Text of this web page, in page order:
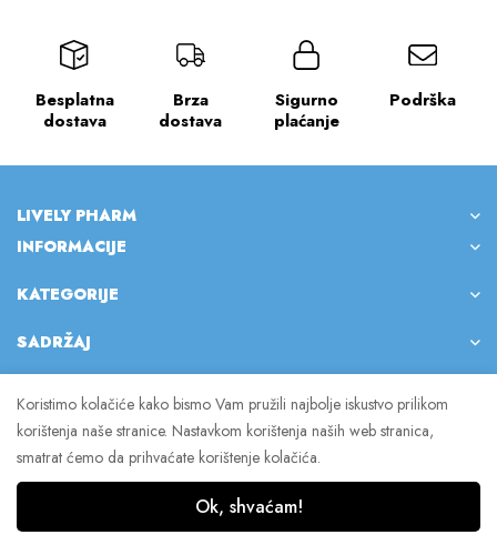
Besplatna
dostava
Brza
dostava
Sigurno
plaćanje
Podrška
LIVELY PHARM
INFORMACIJE
KATEGORIJE
SADRŽAJ
© 2023 Lively Pharm. Sva prava pridržana.
Koristimo kolačiće kako bismo Vam pružili najbolje iskustvo prilikom
korištenja naše stranice. Nastavkom korištenja naših web stranica,
smatrat ćemo da prihvaćate korištenje kolačića.
Ok, shvaćam!